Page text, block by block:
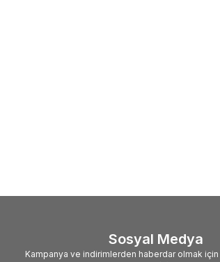
Sosyal Medya
Kampanya ve indirimlerden haberdar olmak